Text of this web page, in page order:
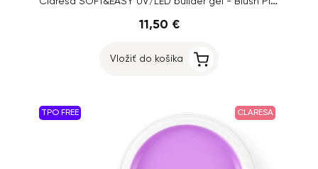
11,50 €
Vložiť do košíka
TPO FREE CLARESA